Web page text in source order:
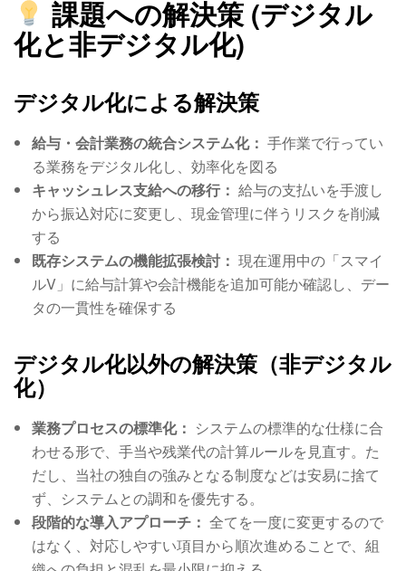
課題への解決策 (デジタル
化と非デジタル化)
デジタル化による解決策
給与・会計業務の統合システム化： 手作業で行ってい
る業務をデジタル化し、効率化を図る
キャッシュレス支給への移行： 給与の支払いを手渡し
から振込対応に変更し、現金管理に伴うリスクを削減
する
既存システムの機能拡張検討： 現在運用中の「スマイ
ルV」に給与計算や会計機能を追加可能か確認し、デー
タの一貫性を確保する
デジタル化以外の解決策（非デジタル
化）
業務プロセスの標準化： システムの標準的な仕様に合
わせる形で、手当や残業代の計算ルールを見直す。た
だし、当社の独自の強みとなる制度などは安易に捨て
ず、システムとの調和を優先する。
段階的な導入アプローチ： 全てを一度に変更するので
はなく、対応しやすい項目から順次進めることで、組